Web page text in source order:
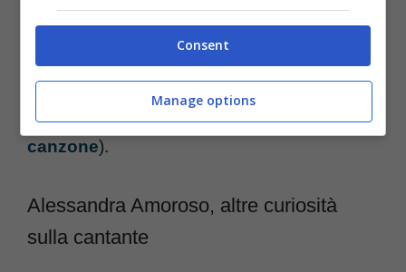
74esima edizione della kermesse. La
cantante di Galatina gareggia alla
competizione canora con il brano “Fino a qui”
scopri un focus con le anticipazioni sulla
canzone).
Alessandra Amoroso, altre curiosità
sulla cantante
Consent
Manage options